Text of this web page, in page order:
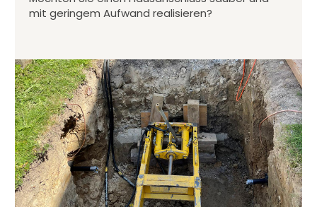
mit geringem Aufwand realisieren?